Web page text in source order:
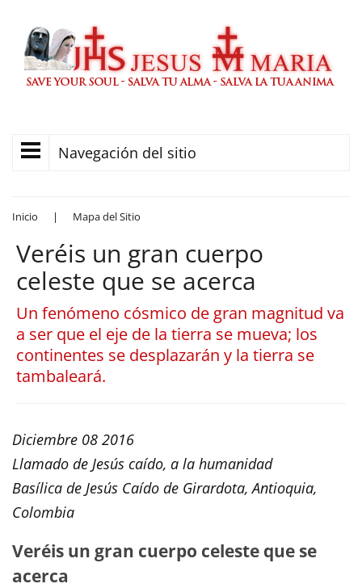
Navegación del sitio
Inicio | Mapa del Sitio
Veréis un gran cuerpo
celeste que se acerca
Un fenómeno cósmico de gran magnitud va
a ser que el eje de la tierra se mueva; los
continentes se desplazarán y la tierra se
tambaleará.
Diciembre 08 2016
Llamado de Jesús caído, a la humanidad
Basílica de Jesús Caído de Girardota, Antioquia,
Colombia
Veréis un gran cuerpo celeste que se
acerca